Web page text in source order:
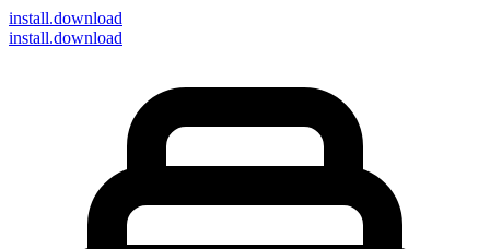
install.download
install.download